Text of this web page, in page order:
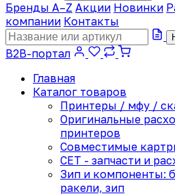
Бренды A–Z Акции Новинки
компании Контакты
B2B-портал
Главная
Каталог товаров
Принтеры / мфу /
Оригинальные
принтеров
Совместимые
CET - запчасти и
Зип и компоненты:
ракели, зип